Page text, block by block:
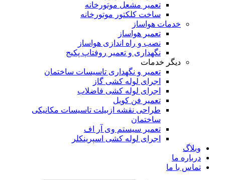
تعمیر مشعل موتورخانه
ساخت کلکتور موتورخانه
خدمات هواساز
تعمیر هواساز
نصب و راه اندازی هواساز
نگهداری و تعمیر روفتاپ پکیج
دیگر خدمات
تعمیر و نگهداری تاسیسات ساختمان
اجرای لوله کشی گاز
اجرای لوله کشی فاضلاب
تعمیر فن کویل
طراحی نقشه ازبیلت تاسیسات مکانیکی
ساختمان
تعمیر سیستم وی آر اف
اجرای لوله کشی اسپرینکلر
وبلاگ
درباره ما
تماس با ما